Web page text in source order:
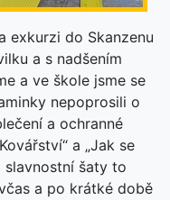
exkurzi do Skanzenu
a s nadšením
a ve škole jsme se
nepoprosili o
a ochranné
a „Jak se
slavnostní šaty to
a po krátké době